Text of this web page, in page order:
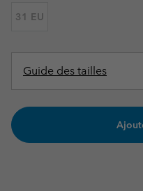
31 EU
Guide des tailles